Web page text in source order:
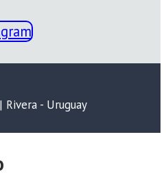
- Uruguay